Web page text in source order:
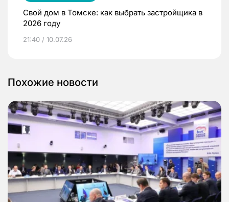
Свой дом в Томске: как выбрать застройщика в
2026 году
21:40 / 10.07.26
Похожие новости